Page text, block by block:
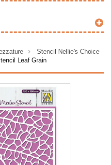
>
Stencil Nellie's Choice
Leaf Grain